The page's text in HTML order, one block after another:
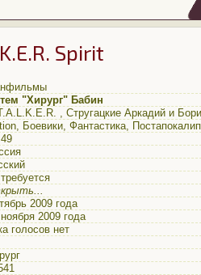
Spirit
"Хирург" Бабин
, Стругацкие Аркадий и
, Боевики, Фантастика,
2009 года
2009 года
голосов нет